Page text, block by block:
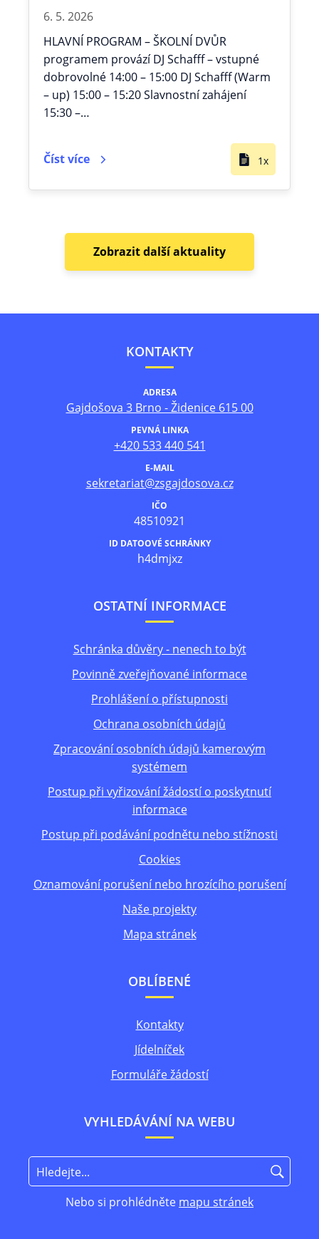
6. 5. 2026
HLAVNÍ PROGRAM – ŠKOLNÍ DVŮR
programem provází DJ Schafff – vstupné
dobrovolné 14:00 – 15:00 DJ Schafff (Warm
– up) 15:00 – 15:20 Slavnostní zahájení
15:30 –…
Číst více 1x
Zobrazit další aktuality
KONTAKTY
ADRESA
Gajdošova 3 Brno - Židenice 615 00
PEVNÁ LINKA
+420 533 440 541
E-MAIL
sekretariat@zsgajdosova.cz
IČO
48510921
ID DATOOVÉ SCHRÁNKY
h4dmjxz
OSTATNÍ INFORMACE
Schránka důvěry - nenech to být
Povinně zveřejňované informace
Prohlášení o přístupnosti
Ochrana osobních údajů
Zpracování osobních údajů kamerovým
systémem
Postup při vyřizování žádostí o poskytnutí
informace
Postup při podávání podnětu nebo stížnosti
Cookies
Oznamování porušení nebo hrozícího porušení
Naše projekty
Mapa stránek
OBLÍBENÉ
Kontakty
Jídelníček
Formuláře žádostí
VYHLEDÁVÁNÍ NA WEBU
Nebo si prohlédněte mapu stránek